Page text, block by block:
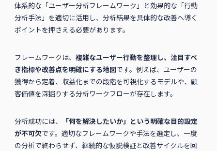
体系的な「ユーザー分析フレームワーク」と効果的な「行動
分析手法」を適切に活用し、分析結果を具体的な改善へ導く
ポイントを押さえる必要があります。
フレームワークは、 複雑なユーザー行動を整理し、注目すべ
き指標や改善点を明確にする地図です。例えば、ユーザーの
獲得から定着、収益化までの段階を可視化するモデルや、顧
客価値を深掘りする分析ワークフローが存在します。
分析成功には、
「何を解決したいか」という明確な目的設定
が不可欠です。適切なフレームワークや手法を選定し、一度
の分析で終わらせず、継続的な仮説検証と改善サイクルを回